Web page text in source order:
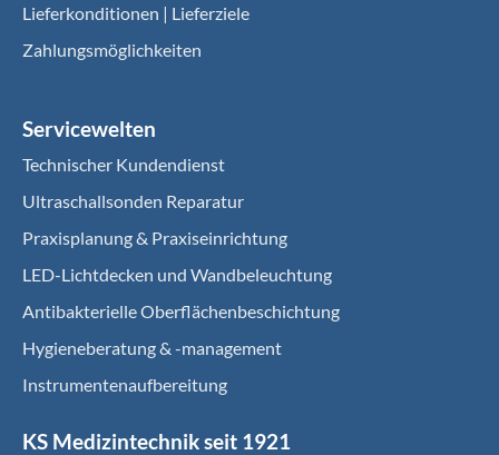
Lieferkonditionen | Lieferziele
Zahlungsmöglichkeiten
Servicewelten
Technischer Kundendienst
Ultraschallsonden Reparatur
Praxisplanung & Praxiseinrichtung
LED-Lichtdecken und Wandbeleuchtung
Antibakterielle Oberflächenbeschichtung
Hygieneberatung & -management
Instrumentenaufbereitung
KS Medizintechnik seit 1921